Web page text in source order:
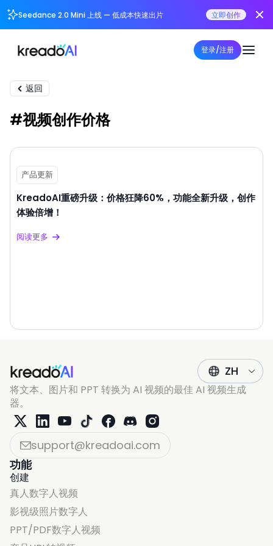
Seedance 2.0 Mini 上线 — 低成本快速出片 立即创作
登录/注册
返回
#视频创作价格
产品更新
KreadoAI重磅升级：价格狂降60%，功能全新升级，创作
体验倍增！
阅读更多
ZH
将文本、图片和 PPT 转换为 AI 视频的最佳 AI 视频生成
器。
support@kreadoai.com
功能
创建
真人数字人视频
影视级照片数字人
PPT/PDF数字人视频